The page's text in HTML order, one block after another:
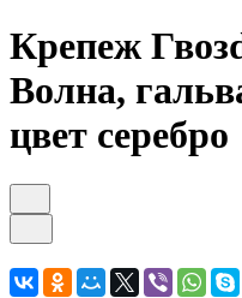
Крепеж
Волна,
цвет серебро